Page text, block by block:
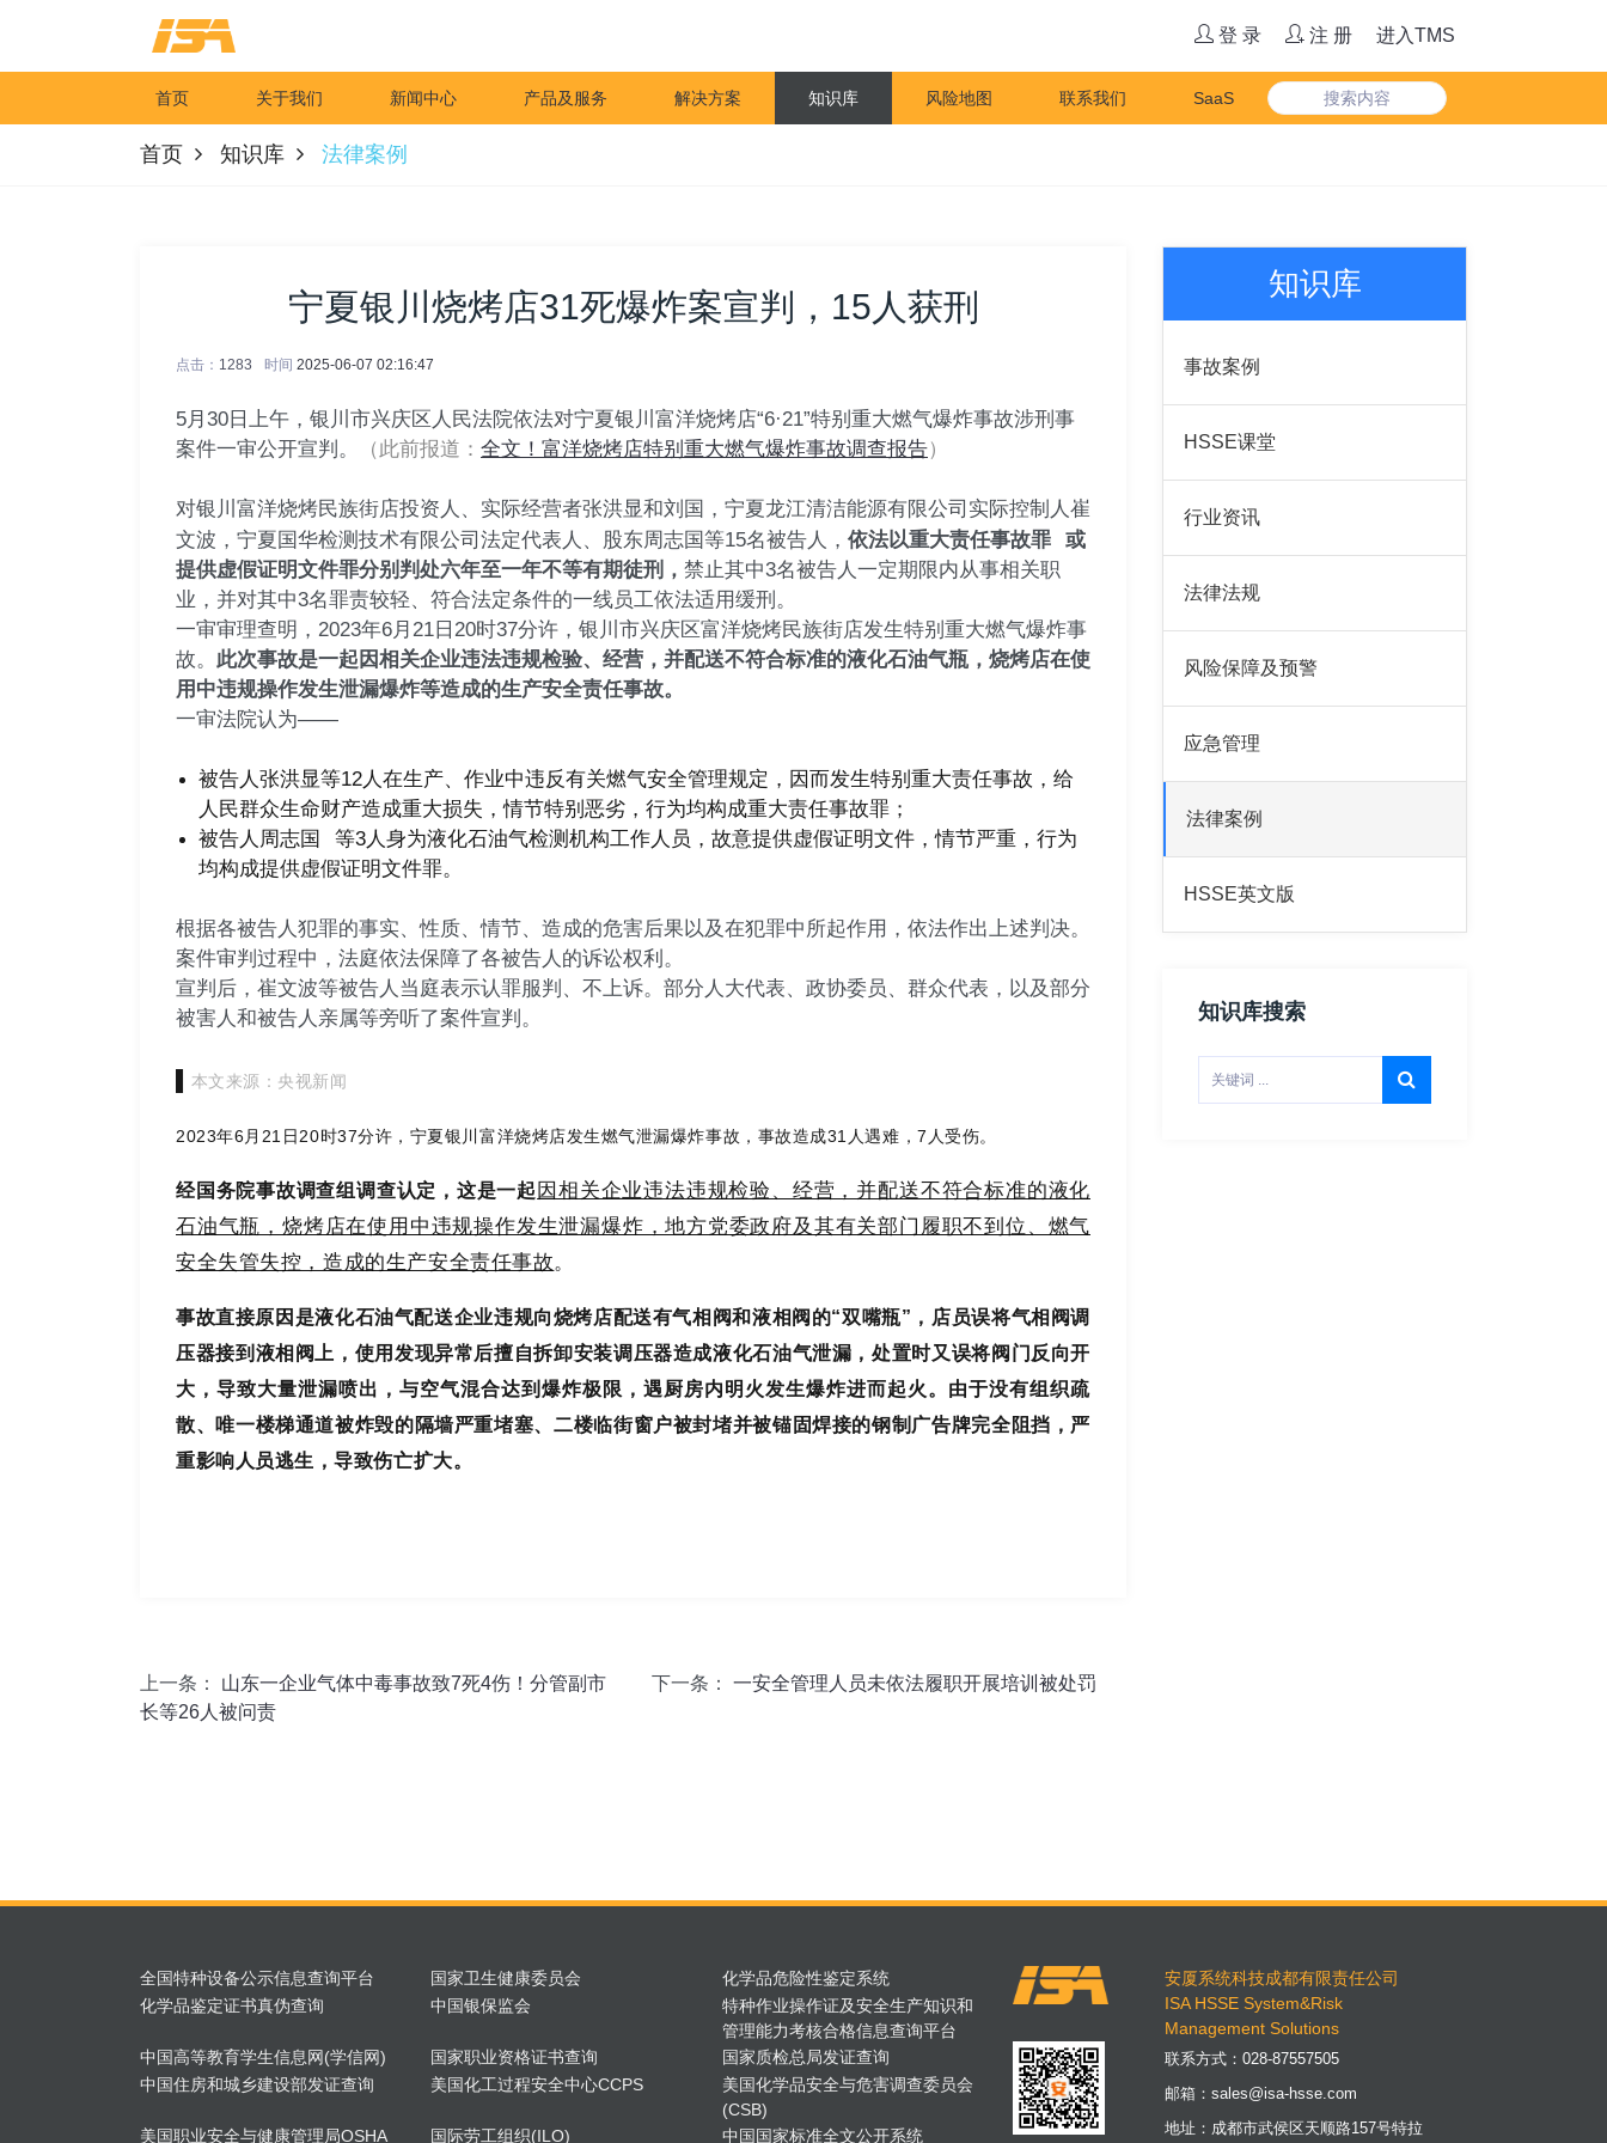
登 录 注 册 进入TMS
首页 关于我们 新闻中心 产品及服务 解决方案 知识库 风险地图 联系我们 SaaS
首页 知识库 法律案例
宁夏银川烧烤店31死爆炸案宣判，15人获刑
点击： 1283 时间 2025-06-07 02:16:47
5月30日上午，银川市兴庆区人民法院依法对宁夏银川富洋烧烤店“6·21”特别重大燃气爆炸事故涉刑事
案件一审公开宣判。
（此前报道： 全文！富洋烧烤店特别重大燃气爆炸事故调查报告）
对银川富洋烧烤民族街店投资人、实际经营者张洪显和刘国，宁夏龙江清洁能源有限公司实际控制人崔
文波，宁夏国华检测技术有限公司法定代表人、股东周志国等15名被告人， 依法以重大责任事故罪
或
提供虚假证明文件罪分别判处六年至一年不等有期徒刑， 禁止其中3名被告人一定期限内从事相关职
业，并对其中3名罪责较轻、符合法定条件的一线员工依法适用缓刑。
一审审理查明，2023年6月21日20时37分许，银川市兴庆区富洋烧烤民族街店发生特别重大燃气爆炸事
故。 此次事故是一起因相关企业违法违规检验、经营，并配送不符合标准的液化石油气瓶，烧烤店在使
用中违规操作发生泄漏爆炸等造成的生产安全责任事故。
一审法院认为——
被告人张洪显等12人在生产、作业中违反有关燃气安全管理规定，因而发生特别重大责任事故，给
人民群众生命财产造成重大损失，情节特别恶劣，行为均构成重大责任事故罪；
被告人 周志国
等3人身为液化石油气检测机构工作人员，故意提供虚假证明文件，情节严重，行为
均构成提供虚假证明文件罪。
根据各被告人犯罪的事实、性质、情节、造成的危害后果以及在犯罪中所起作用，依法作出上述判决。
案件审判过程中，法庭依法保障了各被告人的诉讼权利。
宣判后，崔文波等被告人当庭表示认罪服判、不上诉。 部分人大代表、政协委员、群众代表，以及部分
被害人和被告人亲属等旁听了案件宣判。
本文来源： 央视新闻
2023年6月21日20时37分许，宁夏银川富洋烧烤店发生燃气泄漏爆炸事故，事故造成31人遇难，7人受伤。
经国务院事故调查组调查认定，这是一起 因相关企业违法违规检验、经营，并配送不符合标准的液化
石油气瓶，烧烤店在使用中违规操作发生泄漏爆炸，地方党委政府及其有关部门履职不到位、燃气
安全失管失控，造成的生产安全责任事故。
事故直接原因是液化石油气配送企业违规向烧烤店配送有气相阀和液相阀的“双嘴瓶”，店员误将气相阀调
压器接到液相阀上，使用发现异常后擅自拆卸安装调压器造成液化石油气泄漏，处置时又误将阀门反向开
大，导致大量泄漏喷出，与空气混合达到爆炸极限，遇厨房内明火发生爆炸进而起火。由于没有组织疏
散、唯一楼梯通道被炸毁的隔墙严重堵塞、二楼临街窗户被封堵并被锚固焊接的钢制广告牌完全阻挡，严
重影响人员逃生，导致伤亡扩大。
上一条： 山东一企业气体中毒事故致7死4伤！分管副市
长等26人被问责
下一条： 一安全管理人员未依法履职开展培训被处罚
知识库
事故案例
HSSE课堂
行业资讯
法律法规
风险保障及预警
应急管理
法律案例
HSSE英文版
知识库搜索
全国特种设备公示信息查询平台 国家卫生健康委员会
化学品危险性鉴定系统
化学品鉴定证书真伪查询
中国银保监会
特种作业操作证及安全生产知识和
管理能力考核合格信息查询平台
中国高等教育学生信息网(学信网)
国家职业资格证书查询
国家质检总局发证查询
中国住房和城乡建设部发证查询
美国化工过程安全中心CCPS
美国化学品安全与危害调查委员会
(CSB)
美国职业安全与健康管理局OSHA
国际劳工组织(ILO) 中国国家标准全文公开系统
安厦系统科技成都有限责任公司
ISA HSSE System&Risk
Management Solutions
联系方式： 028-87557505
邮箱： sales@isa-hsse.com
地址：成都市武侯区天顺路157号特拉